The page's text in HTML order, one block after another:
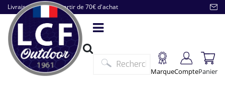
Livraison offerte à partir de 70€ d'achat
MarqueComptePanier